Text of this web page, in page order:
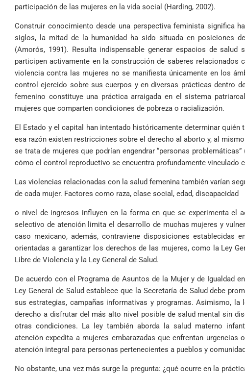
participación de las mujeres en la vida social (Harding, 2002).
Construir conocimiento desde una perspectiva feminista significa
siglos, la mitad de la humanidad ha sido situada en posiciones
(Amorós, 1991). Resulta indispensable generar espacios de salud
participen activamente en la construcción de saberes relacionados
violencia contra las mujeres no se manifiesta únicamente en los
control ejercido sobre sus cuerpos y en diversas prácticas dentro
femenino constituye una práctica arraigada en el sistema
mujeres que comparten condiciones de pobreza o racialización.
El Estado y el capital han intentado históricamente determinar quién
esa razón existen restricciones sobre el derecho al aborto y, al
se trata de mujeres que podrían engendrar “personas
cómo el control reproductivo se encuentra profundamente vinculado
Las violencias relacionadas con la salud femenina también varían
de cada mujer. Factores como raza, clase social, edad, discapacidad
o nivel de ingresos influyen en la forma en que se experimenta el
selectivo de atención limita el desarrollo de muchas mujeres y
caso mexicano, además, contraviene disposiciones establecidas
orientadas a garantizar los derechos de las mujeres, como la Ley
Libre de Violencia y la Ley General de Salud.
De acuerdo con el Programa de Asuntos de la Mujer y de Igualdad
Ley General de Salud establece que la Secretaría de Salud debe
sus estrategias, campañas informativas y programas. Asimismo, la
derecho a disfrutar del más alto nivel posible de salud mental sin
otras condiciones. La ley también aborda la salud materno
atención expedita a mujeres embarazadas que enfrentan urgencias
atención integral para personas pertenecientes a pueblos y
No obstante, una vez más surge la pregunta: ¿qué ocurre en la